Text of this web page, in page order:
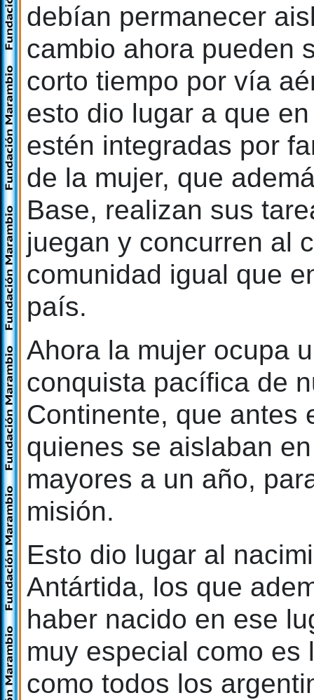
debían permanecer
cambio ahora pueden
corto tiempo por vía
esto dio lugar a que
estén integradas por
de la mujer, que
Base, realizan sus
juegan y concurren al
comunidad igual que
país.
Ahora la mujer ocupa
conquista pacífica de
Continente, que antes
quienes se aislaban
mayores a un año,
misión.
Esto dio lugar al
Antártida, los que
haber nacido en ese
muy especial como es
como todos los